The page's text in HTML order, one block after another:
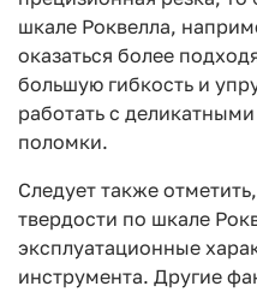
шкале Роквелла,
оказаться более
большую гибкость и
работать с
поломки.
Следует также
твердости по шкале
эксплуатационные
инструмента. Другие